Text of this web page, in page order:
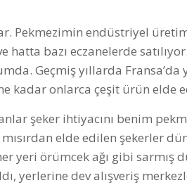
Pekmezimin endüstriyel
bazı eczanelerde
Geçmiş yıllarda Fransa’da
kadar onlarca çeşit ürün elde
şeker ihtiyacını benim
elde edilen şekerler
yeri örümcek ağı gibi sarmış
dev alışveriş